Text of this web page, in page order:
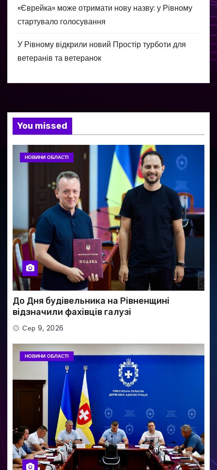
«Єврейка» може отримати нову назву: у Рівному
стартувало голосування
У Рівному відкрили новий Простір турботи для
ветеранів та ветеранок
You missed
НОВИНИ ОБЛАСТІ
До Дня будівельника на Рівненщині
відзначили фахівців галузі
Сер 9, 2026
НОВИНИ ОБЛАСТІ